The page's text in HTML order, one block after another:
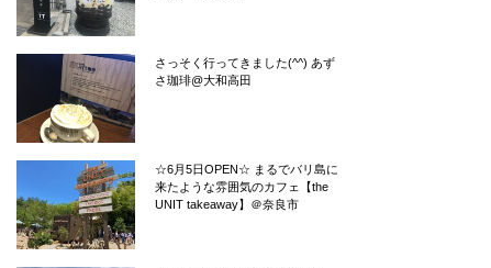
さっそく行ってきました(^^) あず
さ珈琲@大和高田
☆6月5日OPEN☆ まるでバリ島に
来たような雰囲気のカフェ【the
UNIT takeaway】＠奈良市